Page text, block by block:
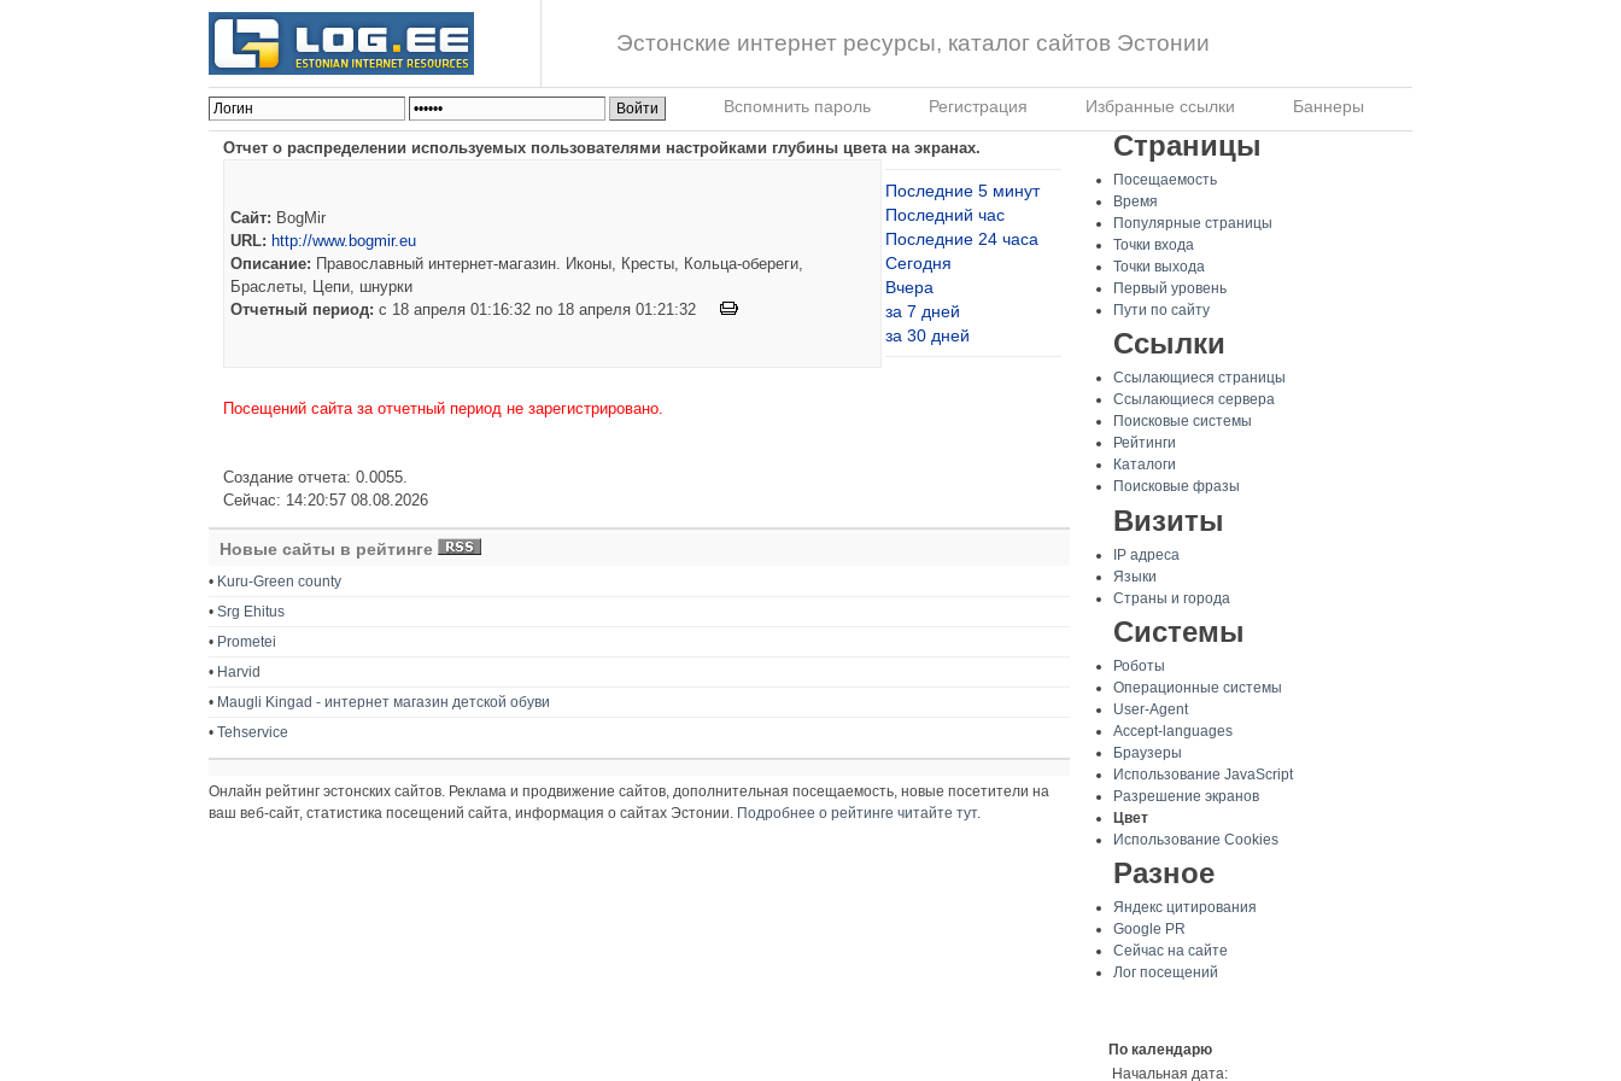
Эстонские интернет ресурсы, каталог сайтов Эстонии
Вспомнить пароль Регистрация Избранные ссылки Баннеры
Отчет о распределении используемых пользователями настройками глубины цвета на экранах.
Сайт: BogMir
URL: http://www.bogmir.eu
Описание: Православный интернет-магазин. Иконы, Кресты, Кольца-обереги,
Браслеты, Цепи, шнурки
Отчетный период: c 18 апреля 01:16:32 по 18 апреля 01:21:32
Последние 5 минут
Последний час
Последние 24 часа
Сегодня
Вчера
за 7 дней
за 30 дней
Посещений сайта за отчетный период не зарегистрировано.
Создание отчета: 0.0055.
Сейчас: 14:20:57 08.08.2026
Новые сайты в рейтинге
• Kuru-Green county
• Srg Ehitus
• Prometei
• Harvid
• Maugli Kingad - интернет магазин детской обуви
• Tehservice
Онлайн рейтинг эстонских сайтов. Реклама и продвижение сайтов, дополнительная посещаемость, новые посетители на
ваш веб-сайт, статистика посещений сайта, информация о сайтах Эстонии. Подробнее о рейтинге читайте тут.
Страницы
Посещаемость
Время
Популярные страницы
Точки входа
Точки выхода
Первый уровень
Пути по сайту
Ссылки
Ссылающиеся страницы
Ссылающиеся сервера
Поисковые системы
Рейтинги
Каталоги
Поисковые фразы
Визиты
IP адреса
Языки
Страны и города
Системы
Роботы
Операционные системы
User-Agent
Accept-languages
Браузеры
Использование JavaScript
Разрешение экранов
Цвет
Использование Cookies
Разное
Яндекс цитирования
Google PR
Сейчас на сайте
Лог посещений
По календарю
Начальная дата: